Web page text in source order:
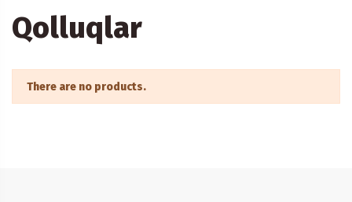
Qolluqlar
There are no products.